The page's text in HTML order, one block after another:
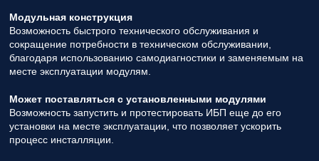
Модульная конструкция
Возможность быстрого технического обслуживания и
сокращение потребности в техническом обслуживании,
благодаря использованию самодиагностики и заменяемым на
месте эксплуатации модулям.
Может поставляться с установленными модулями
Возможность запустить и протестировать ИБП еще до его
установки на месте эксплуатации, что позволяет ускорить
процесс инсталляции.